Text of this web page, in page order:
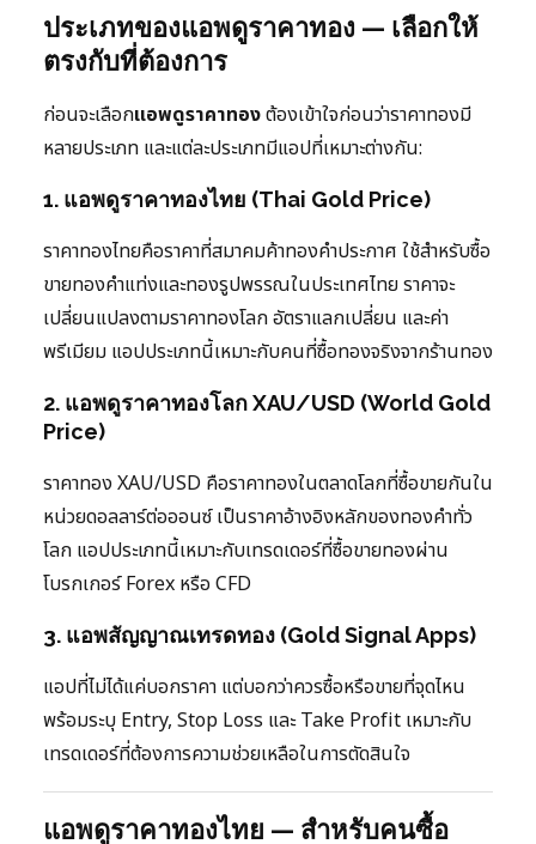
ประเภทของแอพดูราคาทอง — เลือกให้
ตรงกับที่ต้องการ
ก่อนจะเลือกแอพดูราคาทองต้องเข้าใจก่อนว่าราคาทองมี
หลายประเภท และแต่ละประเภทมีแอปที่เหมาะต่างกัน:
1. แอพดูราคาทองไทย (Thai Gold Price)
ราคาทองไทยคือราคาที่สมาคมค้าทองคำประกาศ ใช้สำหรับซื้อ
ขายทองคำแท่งและทองรูปพรรณในประเทศไทย ราคาจะ
เปลี่ยนแปลงตามราคาทองโลก อัตราแลกเปลี่ยน และค่า
พรีเมียม แอปประเภทนี้เหมาะกับคนที่ซื้อทองจริงจากร้านทอง
2. แอพดูราคาทองโลก XAU/USD (World Gold
Price)
ราคาทอง XAU/USD คือราคาทองในตลาดโลกที่ซื้อขายกันใน
หน่วยดอลลาร์ต่อออนซ์ เป็นราคาอ้างอิงหลักของทองคำทั่ว
โลก แอปประเภทนี้เหมาะกับเทรดเดอร์ที่ซื้อขายทองผ่าน
โบรกเกอร์ Forex หรือ CFD
3. แอพสัญญาณเทรดทอง (Gold Signal Apps)
แอปที่ไม่ได้แค่บอกราคา แต่บอกว่าควรซื้อหรือขายที่จุดไหน
พร้อมระบุ Entry, Stop Loss และ Take Profit เหมาะกับ
เทรดเดอร์ที่ต้องการความช่วยเหลือในการตัดสินใจ
แอพดูราคาทองไทย — สำหรับคนซื้อ